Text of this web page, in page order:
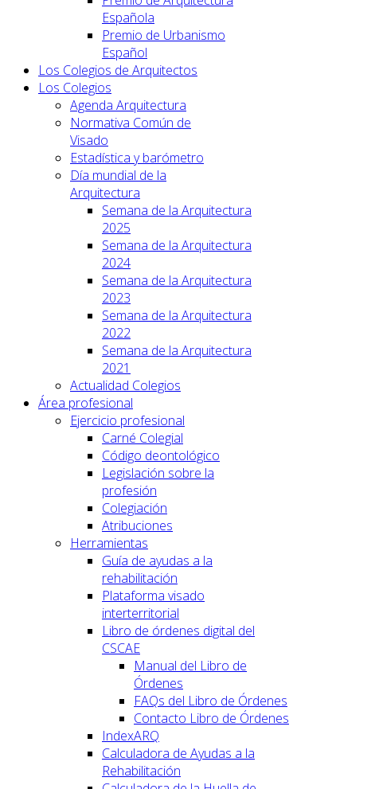
Española
Premio de Urbanismo
Español
Los Colegios de Arquitectos
Los Colegios
Agenda Arquitectura
Normativa Común de
Visado
Estadística y barómetro
Día mundial de la
Arquitectura
Semana de la Arquitectura
2025
Semana de la Arquitectura
2024
Semana de la Arquitectura
2023
Semana de la Arquitectura
2022
Semana de la Arquitectura
2021
Actualidad Colegios
Área profesional
Ejercicio profesional
Carné Colegial
Código deontológico
Legislación sobre la
profesión
Colegiación
Atribuciones
Herramientas
Guía de ayudas a la
rehabilitación
Plataforma visado
interterritorial
Libro de órdenes digital del
CSCAE
Manual del Libro de
Órdenes
FAQs del Libro de Órdenes
Contacto Libro de Órdenes
IndexARQ
Calculadora de Ayudas a la
Rehabilitación